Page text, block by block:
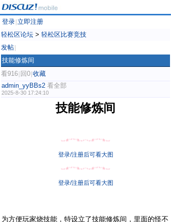
登录 立即注册
轻松区论坛 > 轻松区比赛竞技
发帖
技能修炼间
看916 回0 收藏
admin_yyBBs2 看全部
2025-8-30 17:24:10
技能修炼间
登录/注册后可看大图
登录/注册后可看大图
为方便玩家烧技能，特设立了技能修炼间，里面的怪不